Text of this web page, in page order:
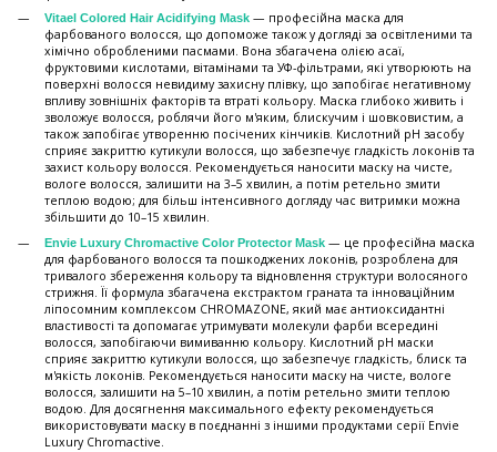
Vitael Colored Hair Acidifying Mask — професійна маска для
фарбованого волосся, що допоможе також у догляді за освітленими та
хімічно обробленими пасмами. Вона збагачена олією асаї,
фруктовими кислотами, вітамінами та УФ-фільтрами, які утворюють на
поверхні волосся невидиму захисну плівку, що запобігає негативному
впливу зовнішніх факторів та втраті кольору. Маска глибоко живить і
зволожує волосся, роблячи його м'яким, блискучим і шовковистим, а
також запобігає утворенню посічених кінчиків. Кислотний pH засобу
сприяє закриттю кутикули волосся, що забезпечує гладкість локонів та
захист кольору волосся. Рекомендується наносити маску на чисте,
вологе волосся, залишити на 3–5 хвилин, а потім ретельно змити
теплою водою; для більш інтенсивного догляду час витримки можна
збільшити до 10–15 хвилин.
Envie Luxury Chromactive Color Protector Mask — це професійна маска
для фарбованого волосся та пошкоджених локонів, розроблена для
тривалого збереження кольору та відновлення структури волосяного
стрижня. Її формула збагачена екстрактом граната та інноваційним
ліпосомним комплексом CHROMAZONE, який має антиоксидантні
властивості та допомагає утримувати молекули фарби всередині
волосся, запобігаючи вимиванню кольору. Кислотний pH маски
сприяє закриттю кутикули волосся, що забезпечує гладкість, блиск та
м'якість локонів. Рекомендується наносити маску на чисте, вологе
волосся, залишити на 5–10 хвилин, а потім ретельно змити теплою
водою. Для досягнення максимального ефекту рекомендується
використовувати маску в поєднанні з іншими продуктами серії Envie
Luxury Chromactive.